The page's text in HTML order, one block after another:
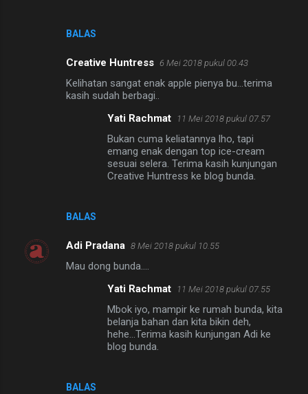
BALAS
Creative Huntress 6 Mei 2018 pukul 00.43
Kelihatan sangat enak apple pienya bu...terima
kasih sudah berbagi..
BALAS
Yati Rachmat 11 Mei 2018 pukul 07.57
Bukan cuma keliatannya lho, tapi
emang enak dengan top ice-cream
sesuai selera. Terima kasih kunjungan
Creative Huntress ke blog bunda.
Adi Pradana 8 Mei 2018 pukul 10.55
Mau dong bunda....
BALAS
Yati Rachmat 11 Mei 2018 pukul 07.55
Mbok iyo, mampir ke rumah bunda, kita
belanja bahan dan kita bikin deh,
hehe...Terima kasih kunjungan Adi ke
blog bunda.